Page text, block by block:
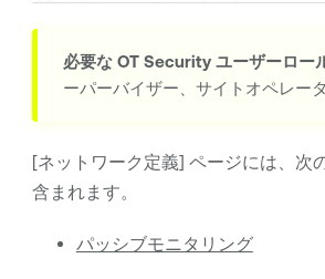
必要な OT Securityユーザーロー
ーパーバイザー、サイトオペレー
[ネットワーク定義] ページには、次
含まれます。
パッシブモニタリング